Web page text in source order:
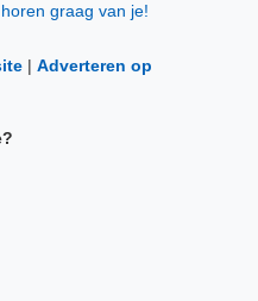
graag van je!
| Adverteren op